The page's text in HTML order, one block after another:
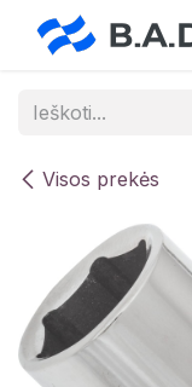
Skip to Content
Visos prekės